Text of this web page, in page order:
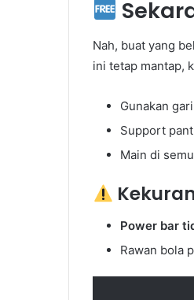
Nah, buat yang
ini tetap mantap,
Gunakan
Support
Main di
Power bar
Rawan bola